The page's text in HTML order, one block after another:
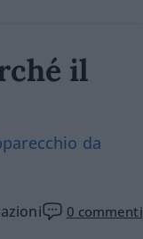
il
da
0 commenti